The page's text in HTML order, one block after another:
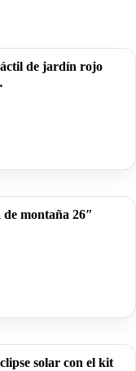
de jardín rojo
montaña 26″
solar con el kit